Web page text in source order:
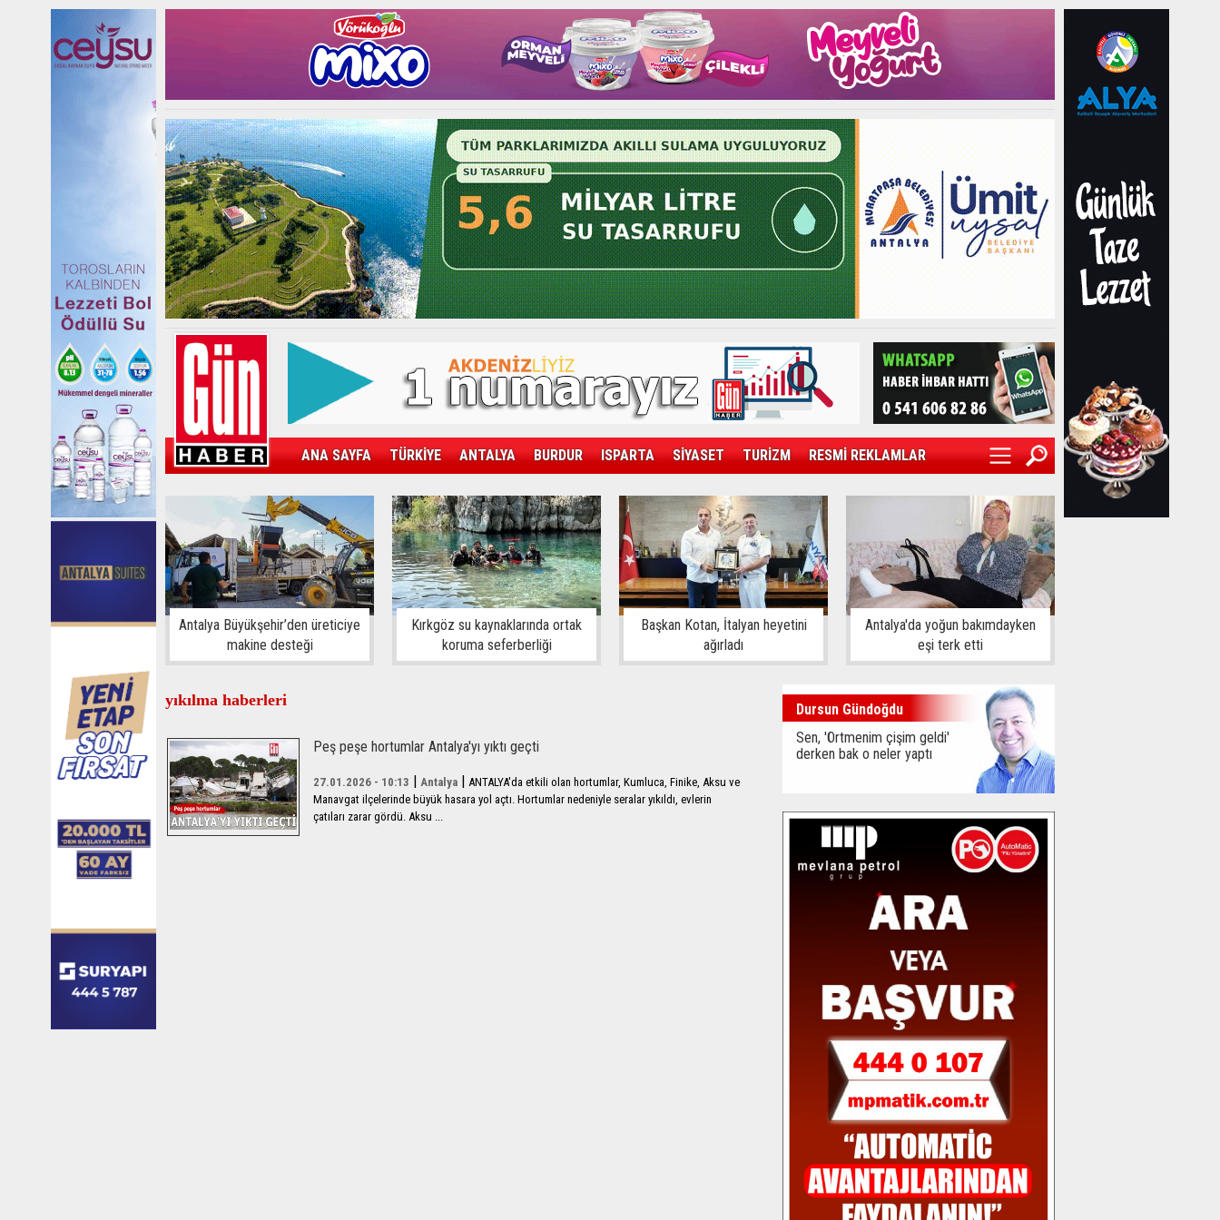
ANA SAYFA TÜRKİYE ANTALYA BURDUR ISPARTA SİYASET TURİZM RESMİ REKLAMLAR
KAMPÜS SPOR GÜN'ÜN ÜRÜNÜ SAĞLIK EKONOMİ DÜNYA
Antalya Büyükşehir’den üreticiye
makine desteği
Kırkgöz su kaynaklarında ortak
koruma seferberliği
Başkan Kotan, İtalyan heyetini
ağırladı
Antalya'da yoğun bakımdayken
eşi terk etti
yıkılma haberleri
Peş peşe hortumlar Antalya'yı yıktı geçti
27.01.2026 - 10:13 | Antalya | ANTALYA'da etkili olan hortumlar, Kumluca, Finike, Aksu ve
Manavgat ilçelerinde büyük hasara yol açtı. Hortumlar nedeniyle seralar yıkıldı, evlerin
çatıları zarar gördü. Aksu ...
Dursun Gündoğdu
Sen, 'Örtmenim çişim geldi'
derken bak o neler yaptı